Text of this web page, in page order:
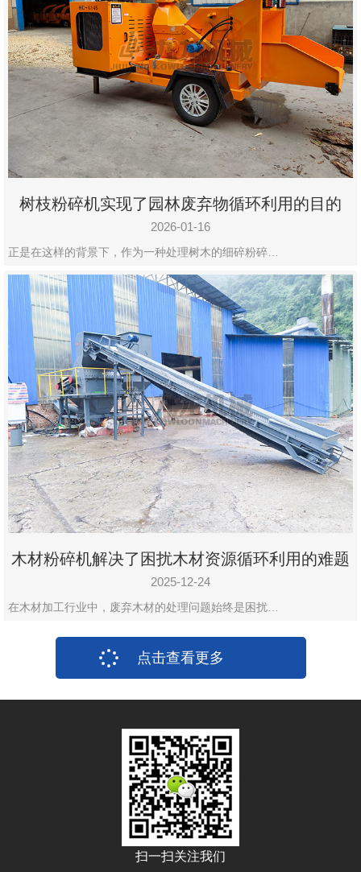
树枝粉碎机实现了园林废弃物循环利用的目的
2026-01-16
正是在这样的背景下，作为一种处理树木的细碎粉碎…
木材粉碎机解决了困扰木材资源循环利用的难题
2025-12-24
在木材加工行业中，废弃木材的处理问题始终是困扰…
点击查看更多
扫一扫关注我们